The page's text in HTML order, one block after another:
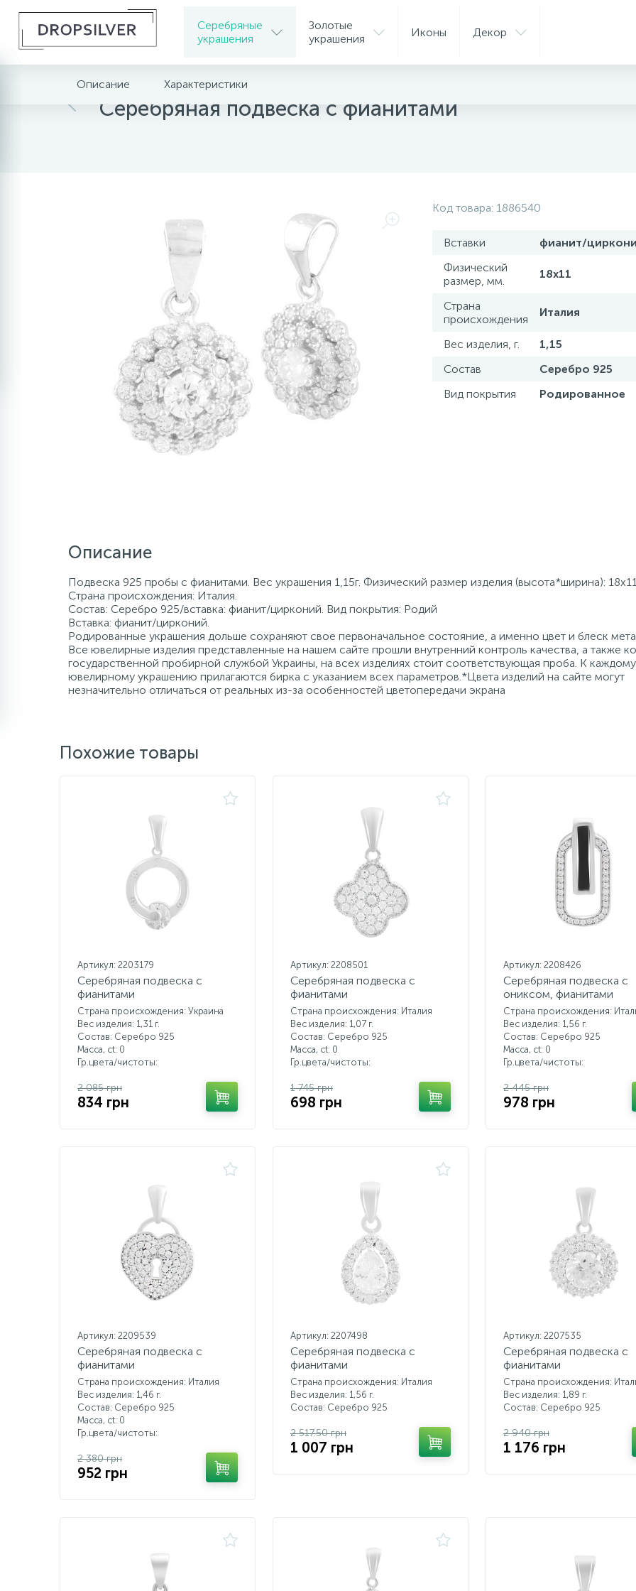
Серебряные
украшения
Золотые
украшения
Иконы Декор
Главная Серебряные украшения
Серебряная подвеска с фианитами
Описание Характеристики
Код товара: 1886540
Вставки
фианит/
Физический
размер, мм.
18х11
Страна
происхождения
Италия
Вес изделия, г.
1,15
Состав
Серебро 925
Вид покрытия
Родированное
Описание
Подвеска 925 пробы с фианитами. Вес украшения 1,15г. Физический размер изделия (высота*ширина):
Страна происхождения: Италия.
Состав: Серебро 925/вставка: фианит/цирконий. Вид покрытия: Родий
Вставка: фианит/цирконий.
Родированные украшения дольше сохраняют свое первоначальное состояние, а именно цвет и блеск
Все ювелирные изделия представленные на нашем сайте прошли внутренний контроль качества, а также
государственной пробирной службой Украины, на всех изделиях стоит соответствующая проба. К каждому
ювелирному украшению прилагаются бирка с указанием всех параметров.*Цвета изделий на сайте могут
незначительно отличаться от реальных из-за особенностей цветопередачи экрана
Похожие товары
Артикул: 2203179
Серебряная подвеска с
фианитами
Страна происхождения: Украина
Вес изделия: 1,31 г.
Состав: Серебро 925
Масса, ct: 0
Гр.цвета/чистоты:
2 085 грн
834 грн
Артикул: 2208501
Серебряная подвеска с
фианитами
Страна происхождения: Италия
Вес изделия: 1,07 г.
Состав: Серебро 925
Масса, ct: 0
Гр.цвета/чистоты:
1 745 грн
698 грн
Артикул: 2208426
Серебряная подвеска с
ониксом, фианитами
Страна происхождения:
Вес изделия: 1,56 г.
Состав: Серебро 925
Масса, ct: 0
Гр.цвета/чистоты:
2 445 грн
978 грн
Артикул: 2209539
Серебряная подвеска с
фианитами
Страна происхождения: Италия
Вес изделия: 1,46 г.
Состав: Серебро 925
Масса, ct: 0
Гр.цвета/чистоты:
2 380 грн
952 грн
Артикул: 2207498
Серебряная подвеска с
фианитами
Страна происхождения: Италия
Вес изделия: 1,56 г.
Состав: Серебро 925
2 517.50 грн
1 007 грн
Артикул: 2207535
Серебряная подвеска с
фианитами
Страна происхождения:
Вес изделия: 1,89 г.
Состав: Серебро 925
2 940 грн
1 176 грн